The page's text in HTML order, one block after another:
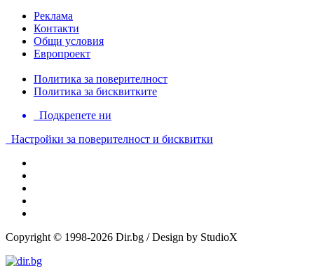
Реклама
Контакти
Общи условия
Европроект
Политика за поверителност
Политика за бисквитките
Подкрепете ни
Настройки за поверителност и бисквитки
Copyright © 1998-2026 Dir.bg / Design by StudioX